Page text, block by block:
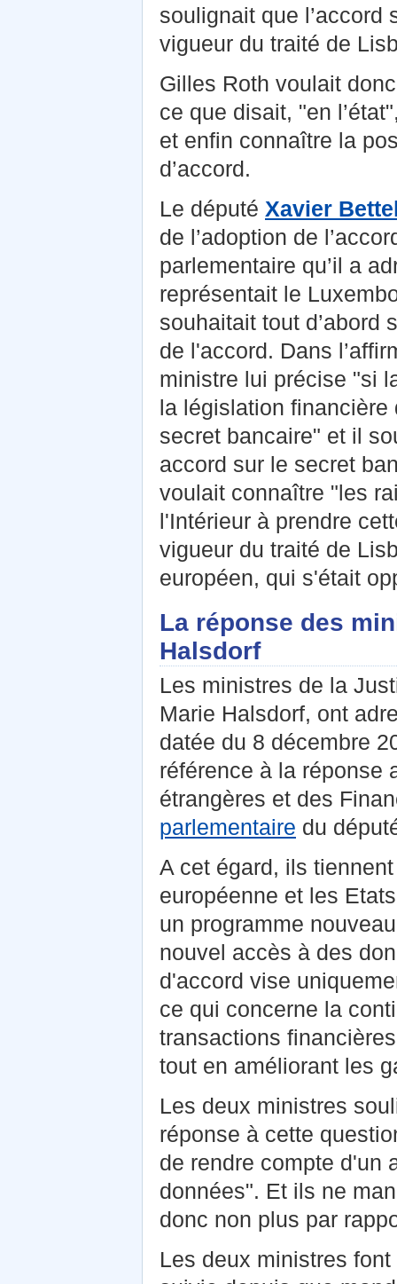
soulignait que l’accord
vigueur du traité de
Gilles Roth voulait
ce que disait, "en
et enfin connaître la
d’accord.
Le député Xavier
de l’adoption de
parlementaire qu’il a
représentait le
souhaitait tout d’abord
de l'accord. Dans
ministre lui précise "si
la législation financière
secret bancaire" et il
accord sur le secret
voulait connaître "les
l'Intérieur à prendre
vigueur du traité de
européen, qui s'était
La réponse des
Halsdorf
Les ministres de la
Marie Halsdorf, ont
datée du 8 décembre
référence à la réponse
étrangères et des
parlementaire du
A cet égard, ils
européenne et les
un programme
nouvel accès à des
d'accord vise
ce qui concerne la
transactions
tout en améliorant les
Les deux ministres
réponse à cette
de rendre compte d'un
données". Et ils ne
donc non plus par
Les deux ministres